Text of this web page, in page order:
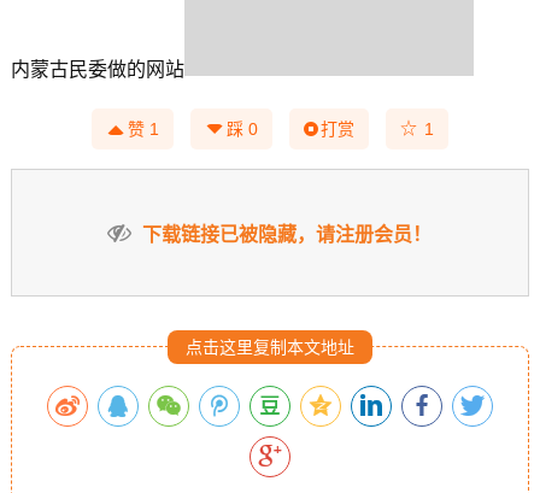
内蒙古民委做的网站
赞 1 踩 0 打赏 ☆ 1
下载链接已被隐藏，请注册会员！
点击这里复制本文地址